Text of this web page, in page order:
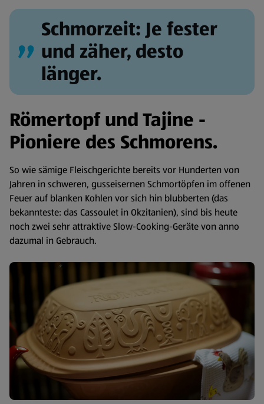
Schmorzeit: Je fester
und zäher, desto
länger.
Römertopf und Tajine -
Pioniere des Schmorens.
So wie sämige Fleischgerichte bereits vor Hunderten von
Jahren in schweren, gusseisernen Schmortöpfen im offenen
Feuer auf blanken Kohlen vor sich hin blubberten (das
bekannteste: das Cassoulet in Okzitanien), sind bis heute
noch zwei sehr attraktive Slow-Cooking-Geräte von anno
dazumal in Gebrauch.